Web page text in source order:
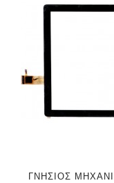
ΓΝΗΣΙΟΣ